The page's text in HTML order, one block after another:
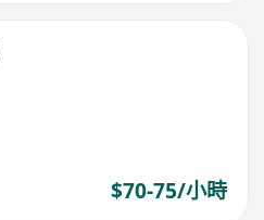
$70-75/小時